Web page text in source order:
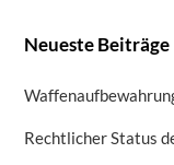
Neueste Beiträge
Rechtlicher Status